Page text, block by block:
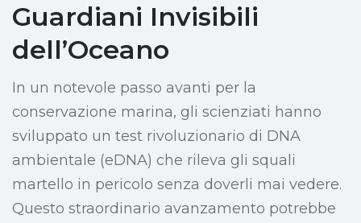
Guardiani Invisibili
dell’Oceano
In un notevole passo avanti per la
conservazione marina, gli scienziati hanno
sviluppato un test rivoluzionario di DNA
ambientale (eDNA) che rileva gli squali
martello in pericolo senza doverli mai vedere.
Questo straordinario avanzamento potrebbe